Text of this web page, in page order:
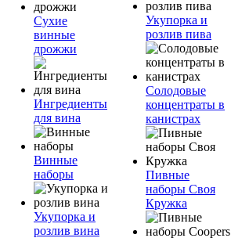
Сухие
винные
дрожжи
Ингредиенты
для вина
Винные
наборы
Укупорка и
розлив вина
Укупорка и
розлив пива
Солодовые
концентраты в
канистрах
Пивные
наборы Своя
Кружка